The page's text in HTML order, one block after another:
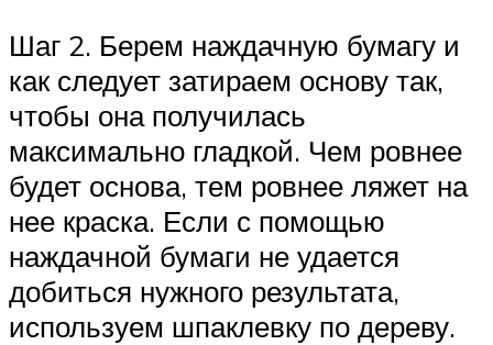
Шаг 2. Берем наждачную бумагу и
как следует затираем основу так,
чтобы она получилась
максимально гладкой. Чем ровнее
будет основа, тем ровнее ляжет на
нее краска. Если с помощью
наждачной бумаги не удается
добиться нужного результата,
используем шпаклевку по дереву.